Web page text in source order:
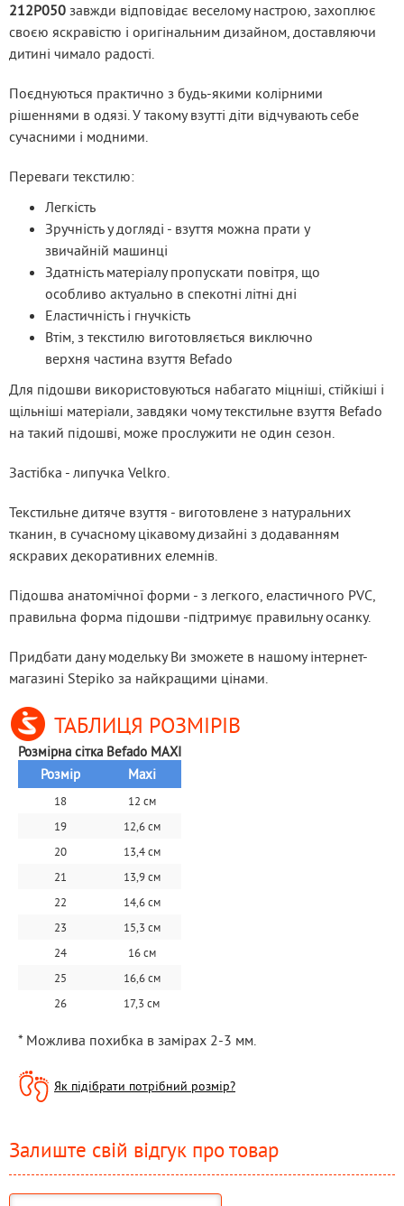
212P050 завжди відповідає веселому настрою, захоплює
своєю яскравістю і оригінальним дизайном, доставляючи
дитині чимало радості.
Поєднуються практично з будь-якими колірними
рішеннями в одязі. У такому взутті діти відчувають себе
сучасними і модними.
Переваги текстилю:
Легкість
Зручність у догляді - взуття можна прати у
звичайній машинці
Здатність матеріалу пропускати повітря, що
особливо актуально в спекотні літні дні
Еластичність і гнучкість
Втім, з текстилю виготовляється виключно
верхня частина взуття Befado
Для підошви використовуються набагато міцніші, стійкіші і
щільніші матеріали, завдяки чому текстильне взуття Befado
на такий підошві, може прослужити не один сезон.
Застібка - липучка Velkro.
Текстильне дитяче взуття - виготовлене з натуральних
тканин, в сучасному цікавому дизайні з додаванням
яскравих декоративних елемнів.
Підошва анатомічної форми - з легкого, еластичного PVC,
правильна форма підошви -підтримує правильну осанку.
Придбати дану модельку Ви зможете в нашому інтернет-
магазині Stepiko за найкращими цінами.
ТАБЛИЦЯ РОЗМІРІВ
Розмірна сітка Befado MAXI
Розмір
Maxi
18
12 см
19
12,6 см
20
13,4 см
21
13,9 см
22
14,6 см
23
15,3 см
24
16 см
25
16,6 см
26
17,3 см
* Можлива похибка в замірах 2-3 мм.
Як підібрати потрібний розмір?
Залиште свій відгук про товар